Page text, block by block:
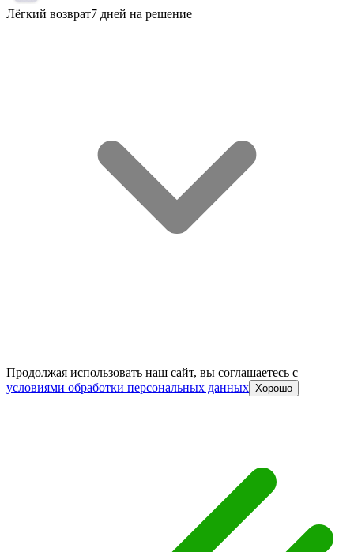
Лёгкий возврат7 дней на решение
Продолжая использовать наш сайт, вы соглашаетесь c
условиями обработки персональных данных Хорошо